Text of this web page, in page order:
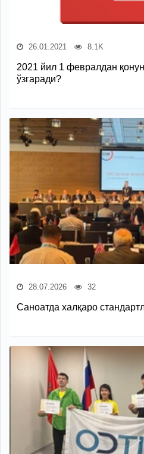
26.01.2021 8.1K
2021 йил 1 февралдан
ўзгаради?
28.07.2026 32
Саноатда халқаро